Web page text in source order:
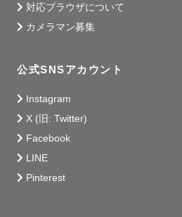
対応ブラウザについて
カメラマン募集
公式SNSアカウント
Instagram
X (旧: Twitter)
Facebook
LINE
Pinterest